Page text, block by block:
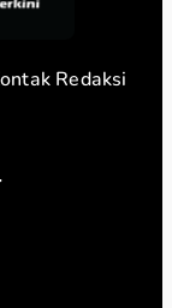
Redaksi